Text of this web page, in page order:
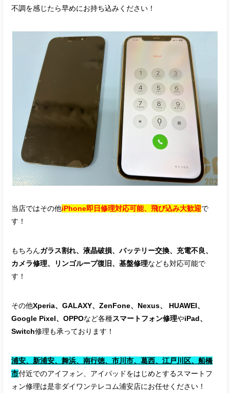
不調を感じたら早めにお持ち込みください！
当店ではその他iPhone即日修理対応可能、飛び込み大歓迎で
す！
もちろんガラス割れ、液晶破損、バッテリー交換、充電不良、
カメラ修理、リンゴループ復旧、基盤修理なども対応可能で
す！
その他Xperia、GALAXY、ZenFone、Nexus、 HUAWEI、
Google Pixel、OPPOなど各種スマートフォン修理やiPad、
Switch修理も承っております！
浦安、新浦安、舞浜、南行徳、市川市、葛西、江戸川区、船橋
市付近でのアイフォン、アイパッドをはじめとするスマートフ
ォン修理は是非ダイワンテレコム浦安店にお任せください！